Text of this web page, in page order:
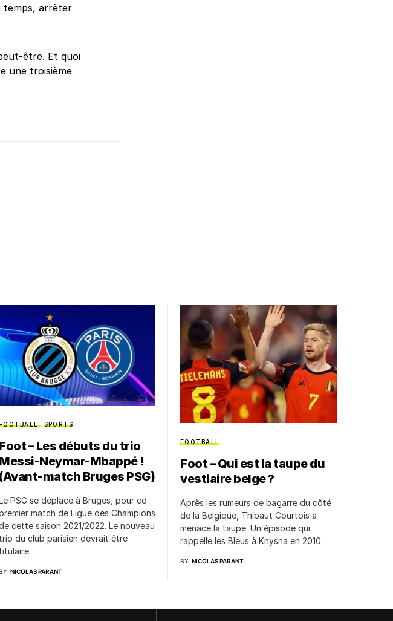
temps, arrêter
être. Et quoi
une troisième
SPORTS
Foot – Les débuts du trio
Messi-Neymar-Mbappé !
(Avant-match Bruges PSG)
PSG se déplace à Bruges, pour ce
match de Ligue des Champions
cette saison 2021/2022. Le nouveau
trio du club parisien devrait être
titulaire.
NICOLAS PARANT
FOOTBALL
Foot – Qui est la taupe du
vestiaire belge ?
Après les rumeurs de bagarre du côté
de la Belgique, Thibaut Courtois a
menacé la taupe. Un épisode qui
rappelle les Bleus à Knysna en 2010.
BY NICOLAS PARANT